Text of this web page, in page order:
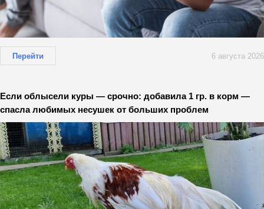
Перейти 6 августа 2026
Если облысели куры — срочно: добавила 1 гр. в корм —
спасла любимых несушек от больших проблем